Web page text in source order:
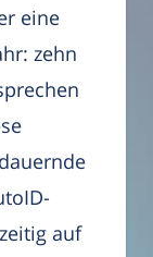
eine
zehn
auf